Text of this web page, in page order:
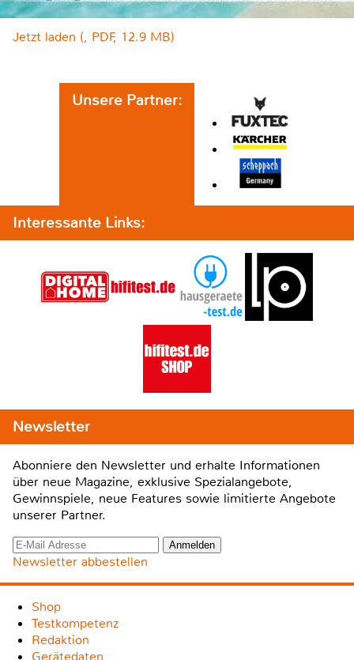
Jetzt laden (, PDF, 12.9 MB)
Unsere Partner:
Interessante Links:
Newsletter
Abonniere den Newsletter und erhalte Informationen
über neue Magazine, exklusive Spezialangebote,
Gewinnspiele, neue Features sowie limitierte Angebote
unserer Partner.
Newsletter abbestellen
Shop
Testkompetenz
Redaktion
Gerätedaten